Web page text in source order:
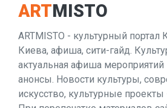
ARTMISTO
ARTMISTO - культурный портал
Киева, афиша, сити-гайд.
актуальная афиша
анонсы. Новости культуры,
искусство, культурные проекты